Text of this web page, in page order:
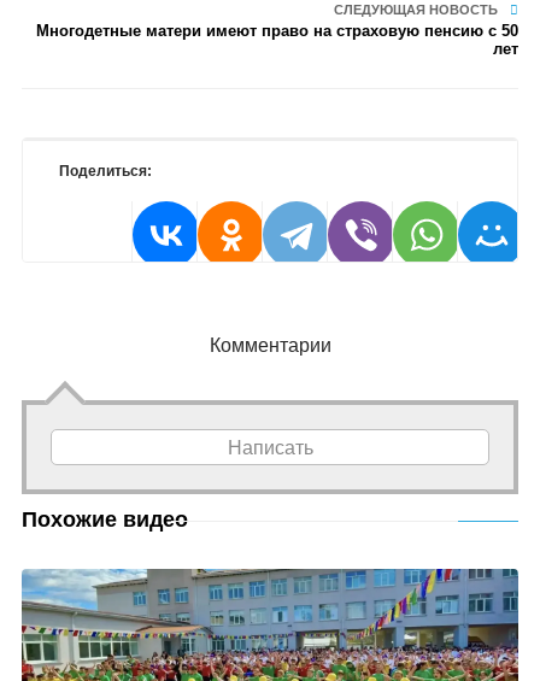
СЛЕДУЮЩАЯ НОВОСТЬ
Многодетные матери имеют право на страховую пенсию с 50
лет
Поделиться:
Комментарии
Написать
Похожие видео